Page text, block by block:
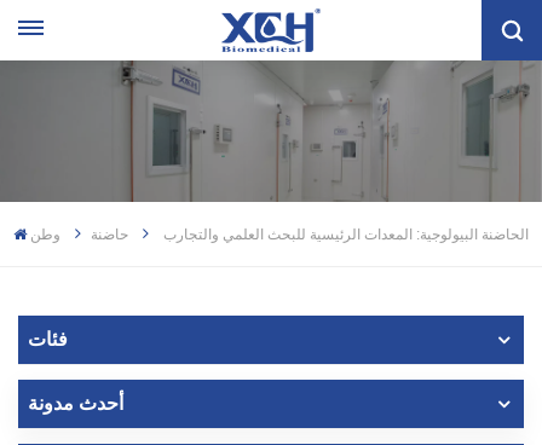
وطن حاضنة الحاضنة البيولوجية: المعدات الرئيسية للبحث العلمي والتجارب
فئات
أحدث مدونة